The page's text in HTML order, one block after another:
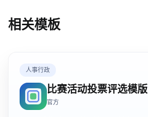
相关模板
人事行政
比赛活动投票评选模版
官方